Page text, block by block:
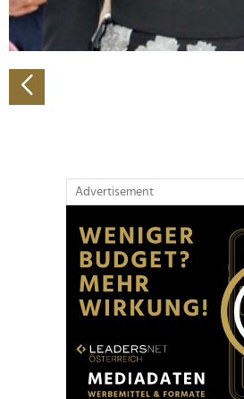
zu können und die Zugriffe auf
analysieren. Außerdem geben wir
Verwendung unserer Website an
soziale Medien, Werbung und
Partner führen diese Informationen
Advertisement